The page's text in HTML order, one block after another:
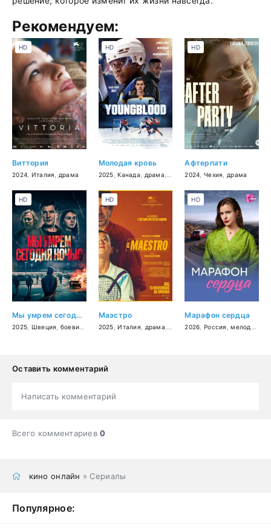
Рекомендуем:
Виттория
2024 Италия драма
HD
Молодая кровь
2025 ,Канада драма мелодрама,спорт
HD
Афтерпати
2024 Чехия драма
HD
Мы умрем сегодня ночью
2025 Швеция боевик триллер, криминал
HD
Маэстро
2025 ,Италия драма комедия, спорт
HD
Марафон сердца
2026 Россия ,мелодрама
HD
Оставить комментарий
Написать комментарий
Всего комментариев0
кино онлайн » Сериалы
Популярное: